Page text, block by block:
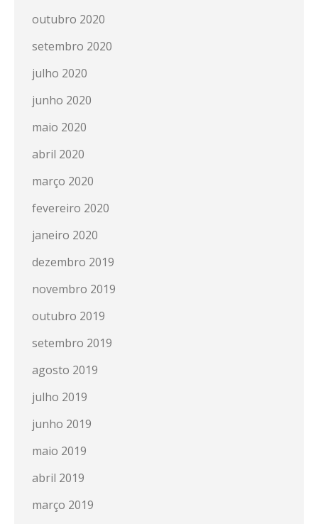
outubro 2020
setembro 2020
julho 2020
junho 2020
maio 2020
abril 2020
março 2020
fevereiro 2020
janeiro 2020
dezembro 2019
novembro 2019
outubro 2019
setembro 2019
agosto 2019
julho 2019
junho 2019
maio 2019
abril 2019
março 2019